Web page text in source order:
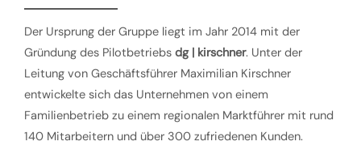
Der Ursprung der Gruppe liegt im Jahr 2014 mit der
Gründung des Pilotbetriebs dg | kirschner. Unter der
Leitung von Geschäftsführer Maximilian Kirschner
entwickelte sich das Unternehmen von einem
Familienbetrieb zu einem regionalen Marktführer mit rund
140 Mitarbeitern und über 300 zufriedenen Kunden.